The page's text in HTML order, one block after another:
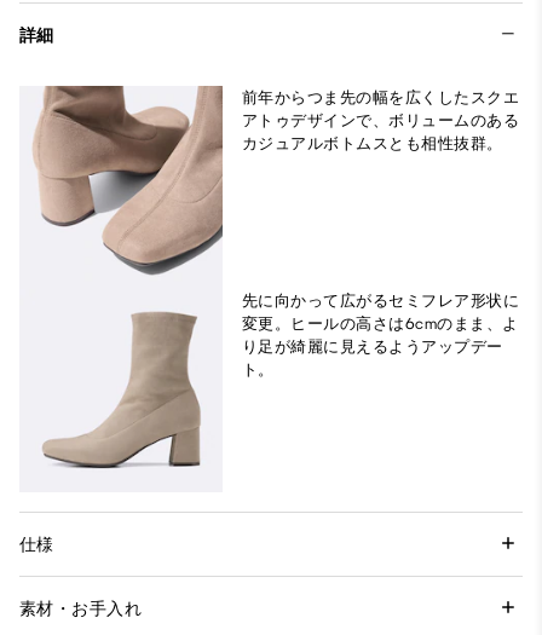
詳細
前年からつま先の幅を広くしたスクエ
アトゥデザインで、ボリュームのある
カジュアルボトムスとも相性抜群。
先に向かって広がるセミフレア形状に
変更。ヒールの高さは6cmのまま、よ
り足が綺麗に見えるようアップデー
ト。
仕様
素材・お手入れ